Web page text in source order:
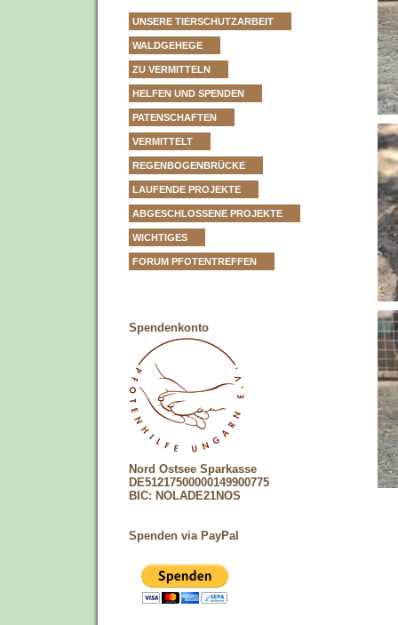
UNSERE TIERSCHUTZARBEIT
WALDGEHEGE
ZU VERMITTELN
HELFEN UND SPENDEN
PATENSCHAFTEN
VERMITTELT
REGENBOGENBRÜCKE
LAUFENDE PROJEKTE
ABGESCHLOSSENE PROJEKTE
WICHTIGES
FORUM PFOTENTREFFEN
Spendenkonto
Nord Ostsee Sparkasse
DE51217500000149900775
BIC: NOLADE21NOS
Spenden via PayPal